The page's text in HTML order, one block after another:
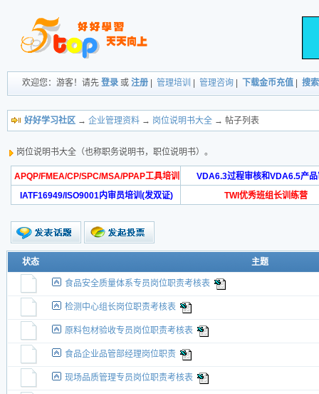
欢迎您：游客！请先 登录 或 注册 管理培训 管理咨询 下载金币充值 搜索
好好学习社区 → 企业管理资料 → 岗位说明书大全 → 帖子列表
岗位说明书大全（也称职务说明书，职位说明书）。
APQP/FMEA/CP/SPC/MSA/PPAP工具培训
VDA6.3过程审核和VDA6.5产品
IATF16949/ISO9001内审员培训(发双证)
TWI优秀班组长训练营
状态 主题
食品安全质量体系专员岗位职责考核表
检测中心组长岗位职责考核表
原料包材验收专员岗位职责考核表
食品企业品管部经理岗位职责
现场品质管理专员岗位职责考核表